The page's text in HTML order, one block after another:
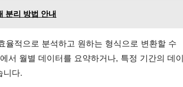
분리 방법 안내
율적으로 분석하고 원하는 형식으로 변환할 수
서 월별 데이터를 요약하거나, 특정 기간의 데이
니다.